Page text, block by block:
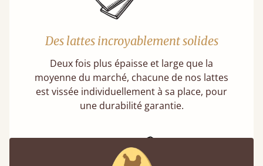
Des lattes incroyablement solides
Deux fois plus épaisse et large que la
moyenne du marché, chacune de nos lattes
est vissée individuellement à sa place, pour
une durabilité garantie.